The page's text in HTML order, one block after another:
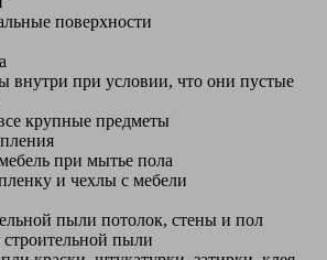
поверхности
при условии, что они пустые
крупные предметы
при мытье пола
и чехлы с мебели
пыли потолок, стены и пол
пыли